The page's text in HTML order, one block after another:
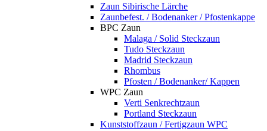
Zaun Sibirische Lärche
Zaunbefest. / Bodenanker / Pfostenkappe
BPC Zaun
Malaga / Solid Steckzaun
Tudo Steckzaun
Madrid Steckzaun
Rhombus
Pfosten / Bodenanker/ Kappen
WPC Zaun
Verti Senkrechtzaun
Portland Steckzaun
Kunststoffzaun / Fertigzaun WPC